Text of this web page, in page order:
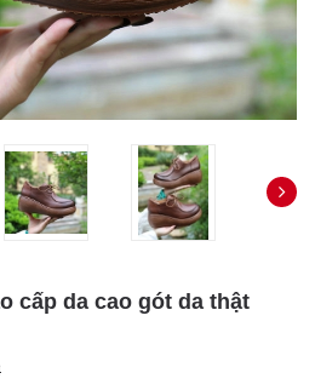
cấp da cao gót da thật